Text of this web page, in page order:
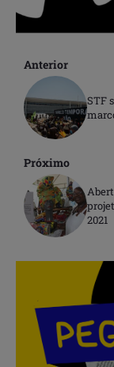
Anterior
STF
Próximo
2021
.